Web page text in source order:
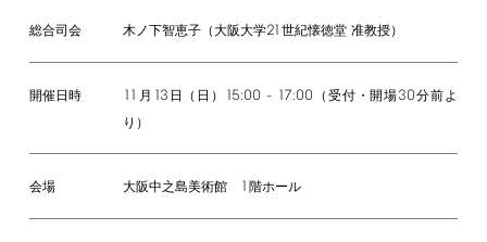
総合司会 木ノ下智恵子（大阪大学21 世紀懐徳堂 准教授）
開催日時 11 月 13 日（日） 15:00 - 17:00 （受付・開場30分前よ
り）
会場 大阪中之島美術館 1 階ホール